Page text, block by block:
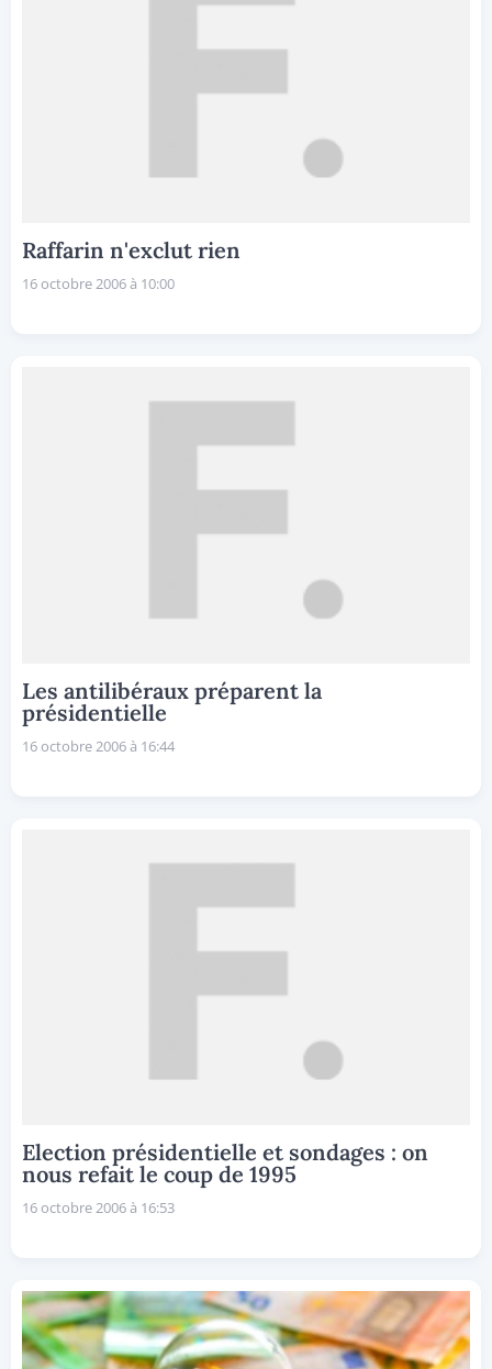
Raffarin n'exclut rien
16 octobre 2006 à 10:00
Les antilibéraux préparent la
présidentielle
16 octobre 2006 à 16:44
Election présidentielle et sondages : on
nous refait le coup de 1995
16 octobre 2006 à 16:53